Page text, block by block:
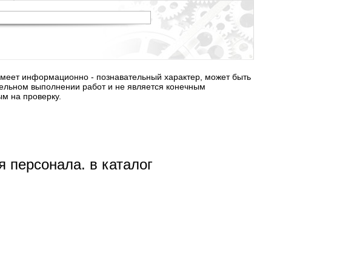
информационно - познавательный характер, может быть
выполнении работ и не является конечным
на проверку.
персонала. в каталог